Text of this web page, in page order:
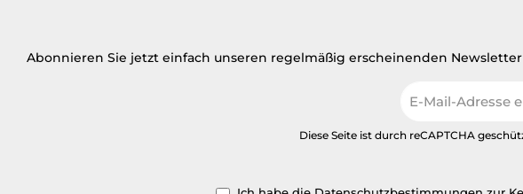
Abonnieren Sie jetzt einfach unseren regelmäßig erscheinenden
Mail-
Diese Seite ist durch reCAPTCHA